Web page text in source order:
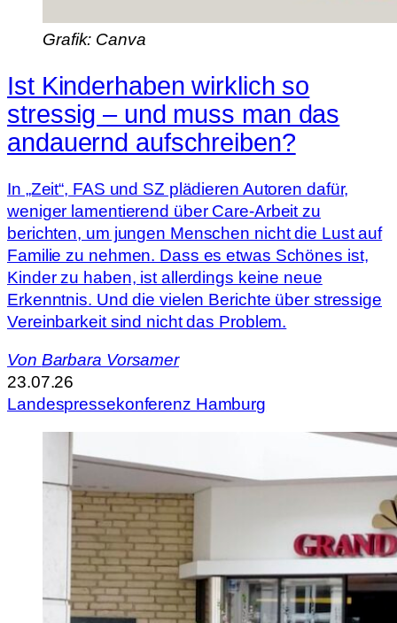
Grafik: Canva
Ist Kinderhaben wirklich so
stressig – und muss man das
andauernd aufschreiben?
In „Zeit“, FAS und SZ plädieren Autoren dafür,
weniger lamentierend über Care-Arbeit zu
berichten, um jungen Menschen nicht die Lust auf
Familie zu nehmen. Dass es etwas Schönes ist,
Kinder zu haben, ist allerdings keine neue
Erkenntnis. Und die vielen Berichte über stressige
Vereinbarkeit sind nicht das Problem.
Von Barbara Vorsamer
23.07.26
Landespressekonferenz Hamburg